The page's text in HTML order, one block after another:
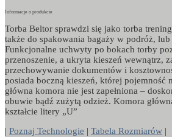
Informacje o produkcie
Torba Beltor sprawdzi się jako torba
także do spakowania bagaży w podróż,
Funkcjonalne uchwyty po bokach torby
przenoszenie, a ukryta kieszeń wewnątrz,
przechowywanie dokumentów i
posiada boczną kieszeń, której pojemność
główna komora nie jest zapełniona –
obuwie bądź zużytą odzież. Komora
kształcie litery „U”
| Poznaj Technologie | Tabela Rozmiarów |